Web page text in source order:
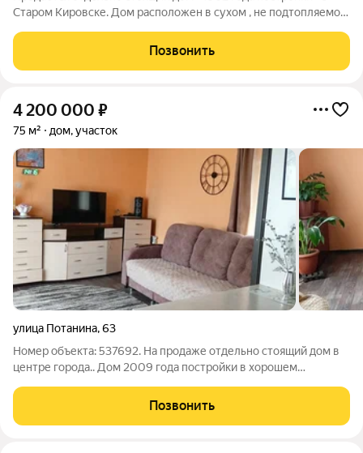
Старом Кировске. Дом расположен в сухом , не подтопляемом
коммуникациями : газ, вода, канализация - все центральное!
Отопление газовое, имеется
Позвонить
4 200 000 ₽
75 м² дом, участок
улица Потанина,63
Номер объекта: 537692. На продаже отдельно стоящий дом в
центре города.. Дом 2009 года постройки в хорошем
канализация центральные, отопление котел на твердом
топливе и электро. К дому удобные
Позвонить